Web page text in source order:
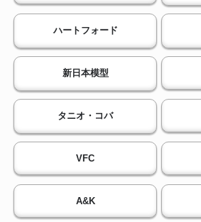
ハートフォード
新日本模型
タニオ・コバ
VFC
A&K